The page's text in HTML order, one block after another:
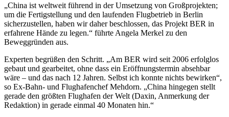
„China ist weltweit führend in der Umsetzung von Großprojekten;
um die Fertigstellung und den laufenden Flugbetrieb in Berlin
sicherzustellen, haben wir daher beschlossen, das Projekt BER in
erfahrene Hände zu legen.“ führte Angela Merkel zu den
Beweggründen aus.
Experten begrüßen den Schritt. „Am BER wird seit 2006 erfolglos
gebaut und gearbeitet, ohne dass ein Eröffnungstermin absehbar
wäre – und das nach 12 Jahren. Selbst ich konnte nichts bewirken“,
so Ex-Bahn- und Flughafenchef Mehdorn. „China hingegen stellt
gerade den größten Flughafen der Welt (Daxin, Anmerkung der
Redaktion) in gerade einmal 40 Monaten hin.“